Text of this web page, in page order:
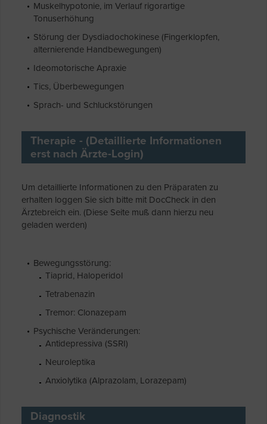
Muskelhypotonie, im Verlauf rigorartige
Tonuserhöhung
Störung der Dysdiadochokinese (Fingerklopfen,
alternierende Handbewegungen)
Ideomotorische Apraxie
Tics, Überbewegungen
Sprach- und Schluckstörungen
Therapie - (Detaillierte Informationen
erst nach Ärzte-Login)
Um detaillierte Informationen zu den Präparaten zu
erhalten loggen Sie sich bitte mit DocCheck in den
Ärztebreich ein. (Diese Seite muß dann hierzu neu
geladen werden)
Bewegungsstörung:
Tiaprid, Haloperidol
Tetrabenazin
Tremor: Clonazepam
Psychische Veränderungen:
Antidepressiva (SSRI)
Neuroleptika
Anxiolytika (Alprazolam, Lorazepam)
Diagnostik